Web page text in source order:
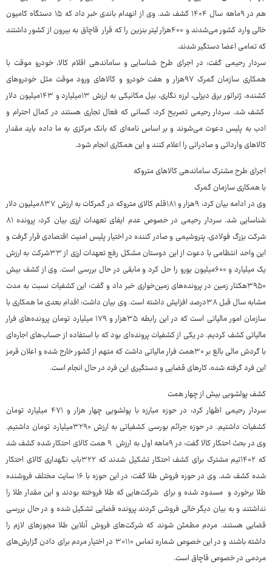
هم در ۹ماهه سال ۱۴۰۴ کشف شد. وی از انهدام باندی خبر داد که ۱۵ دستگاه کامیون
خالی وارد کشور می‌شدند و ۴۰۰هزار لیتر بنزین را که قرار قاچاق به بیرون از کشور داشتند
که تمامی اعضا دستگیر شدند.
سردار رحیمی گفت: در اجرای طرح شناسایی و ساماندهی اقلام کالا، خودرو موقت با
همکاری سازمان گمرک ۹۷هزار و هفت خودرو و کالاهای ورود موقت مثل خودروهای
کشنده، ژنراتور برق دیزلی، لرزه نگاری، بیل مکانیکی به ارزش ۱۳میلیارد و ۱۴۳میلیون دلار
کشف شد. سردار رحیمی تصریح کرد: کسانی که فعال تجاری هستند در کمال احترام و
ادب به پلیس دعوت می‌شوند و بر اساس نامه‌ای که بانک مرکزی به ما داده باید مقدار
کالاهای وارداتی و صادراتی را اعلام کنند و این همکاری انجام شود.
اجرای طرح مشترک ساماندهی کالاهای متروکه
با همکاری سازمان گمرک
وی در ادامه بیان کرد: ۹هزار و ۱۸۱قلم کالای متروکه در گمرکات به ارزش ۸۳۷میلیون دلار
شناسایی شد. سردار رحیمی در خصوص عدم ایفای تعهدات ارزی بیان کرد: پرونده ۸۱
شرکت بزرگ فولادی، پتروشیمی و صادر کننده در اختیار پلیس امنیت اقتصادی قرار گرفت و
این واحد انتظامی با دعوت از این دوستان مشکل رفع تعهدات ارزی از ۳۳شرکت به ارزش
یک میلیارد و ۶۰۰میلیون یورو را حل کرد و مابقی در حال بررسی است. وی از کشف بیش
۳۹۵۰هکتار زمین در پرونده‌های زمین‌خواری خبر داد و گفت: این کشفیات نسبت به مدت
مشابه سال قبل ۳۸درصد افزایش داشته است. وی بیان داشت: اقدام بعدی ما همکاری با
سازمان امور مالیاتی است که در این رابطه ۳۵هزار و ۱۷۹ میلیارد تومان پرونده‌های فرار
مالیاتی کشف کردیم. در یکی از کشفیات پرونده‌ای بود که با استفاده از حساب‌های اجاره‌ای
با گردش مالی بالغ بر ۳۰همت فرار مالیاتی داشت که متهم از کشور خارج شده و اعلان قرمز
این فرد گرفته شده، کارهای قضایی و دستگیری این فرد در حال انجام است.
کشف پولشویی بیش از چهار همت
سردار رحیمی اظهار کرد: در حوزه مبارزه با پولشویی چهار هزار و ۴۷۱ میلیارد تومان
کشفیات داشتیم. در حوزه جرائم بورسی کشفیاتی به ارزش ۳۲۹۰میلیارد تومان داشتیم.
وی در بحث احتکار کالا گفت: در ۹ماهه اول به ارزش ۹ همت کالای احتکار شده کشف شد
که ۱۴۰۲تیم مشترک برای کشف احتکار تشکیل شدند که ۳۲۲باب نگهداری کالای احتکار
شده کشف شد. وی در حوزه فروش طلا گفت: در این حوزه با ۱۶ سایت مختلف فروشنده
طلا برخورد و مسدود شده و برای شرکت‌هایی که طلا فروخته بودند و این مقدار طلا را
نداشتند و به بیان دیگر خالی فروشی کردند پرونده قضایی تشکیل شده و در حال بررسی
قضایی هستند. مردم مطمئن شوند که شرکت‌های فروش آنلاین طلا مجوزهای لازم را
داشته باشند و در این خصوص شماره تماس ۳۰۱۱۰ در اختیار مردم برای دادن گزارش‌های
مردمی در خصوص قاچاق است.